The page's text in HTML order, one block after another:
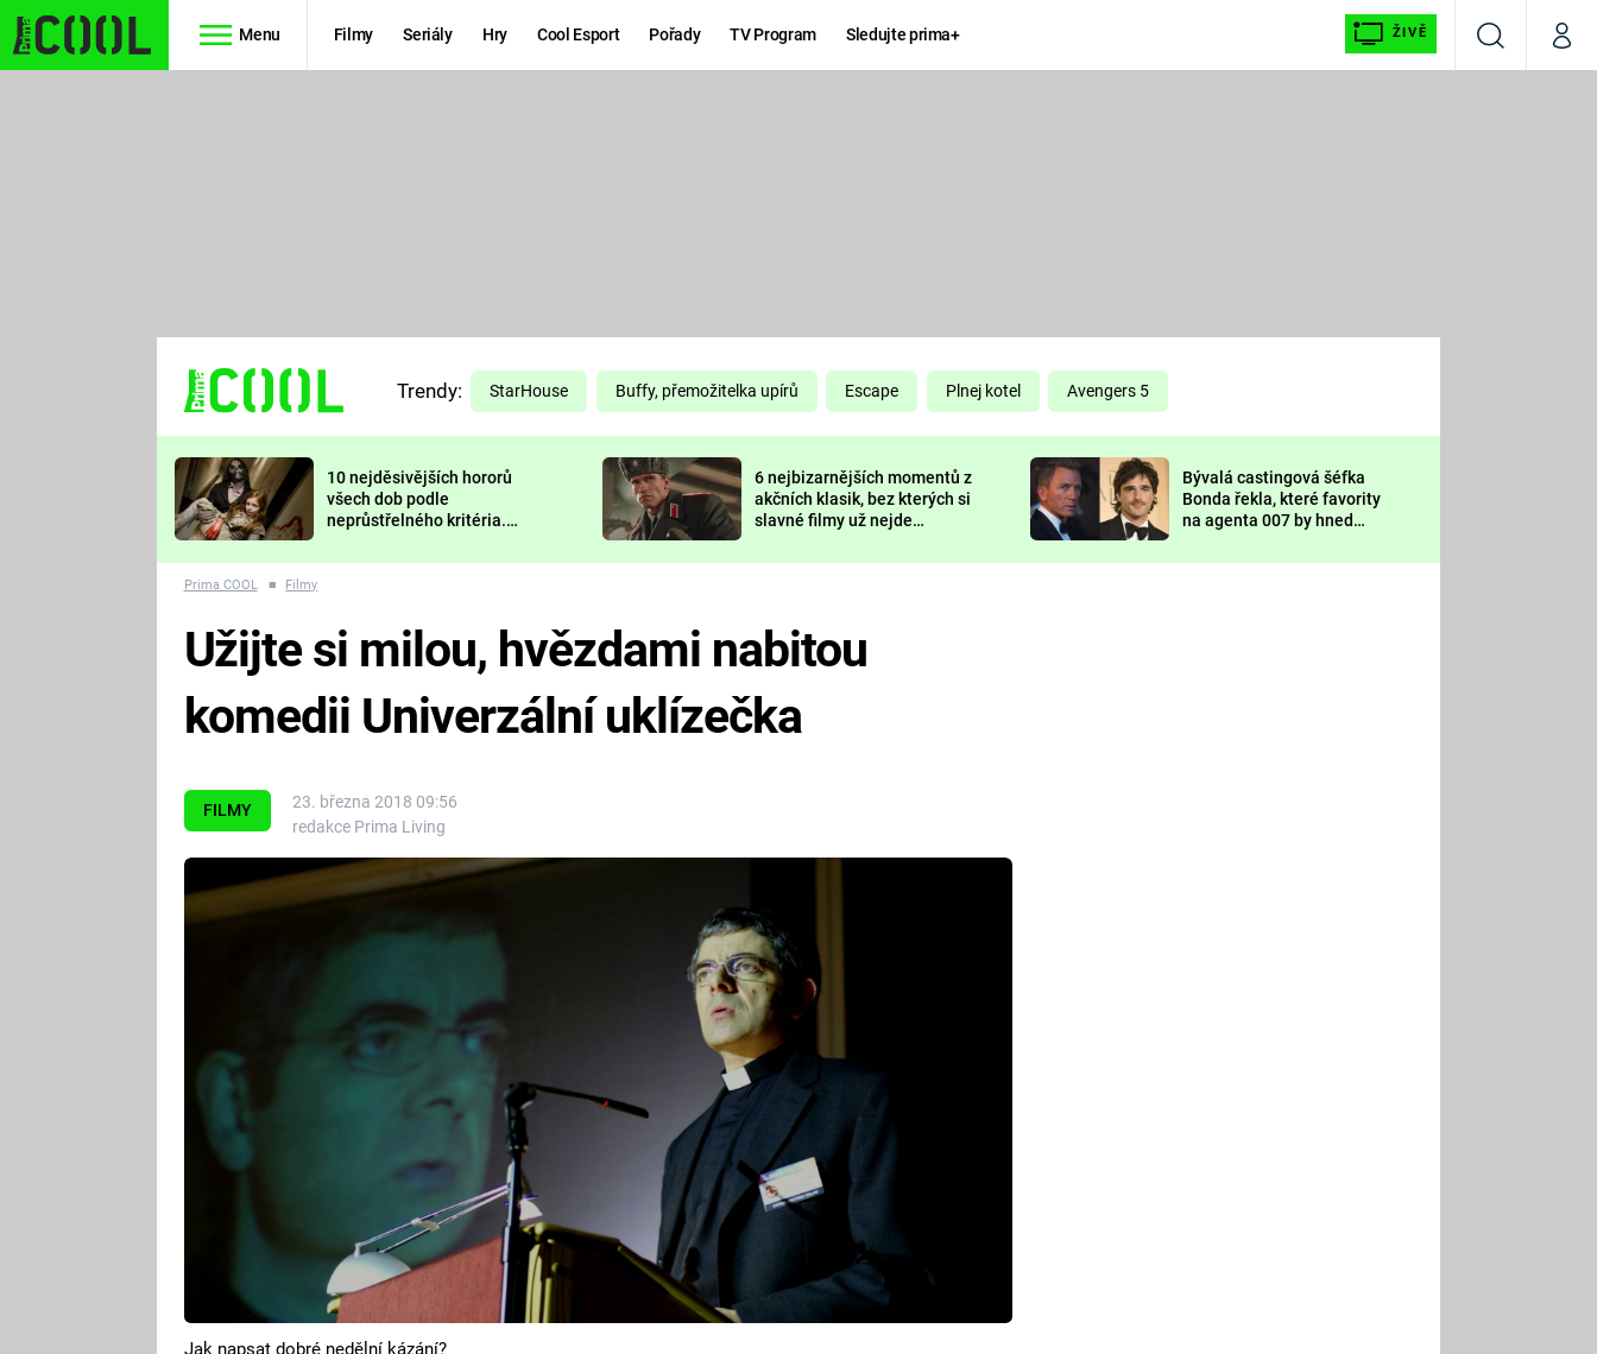
Menu Filmy Seriály Hry Cool Esport Pořady TV Program Sledujte prima+ ŽIVĚ
VyhledáváníMůj
TŘESKU
FUTURAMA
PREDÁTOR
DELIVERANCE
KOMEDIE
CHUCK
NORRIS
DEADPOOL
Prima LAJK
Sledujte nás
Trendy: StarHouse Buffy, přemožitelka upírů Escape Plnej kotel Avengers 5
10 nejděsivějších hororů
všech dob podle
neprůstřelného kritéria.
nejvíc zvednou tep?
6 nejbizarnějších momentů z
akčních klasik, bez kterých si
slavné filmy už nejde
Bývalá castingová šéfka
Bonda řekla, které favority
na agenta 007 by hned
Prima COOL ■ Filmy
FILMY
23. března 2018 09:56
redakce Prima Living
Užijte si milou, hvězdami nabitou
komedii Univerzální uklízečka
Jak napsat dobré nedělní kázání?